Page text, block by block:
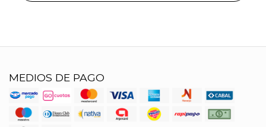
MEDIOS DE PAGO